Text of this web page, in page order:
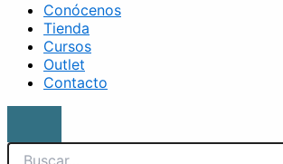
Conócenos
Tienda
Cursos
Outlet
Contacto